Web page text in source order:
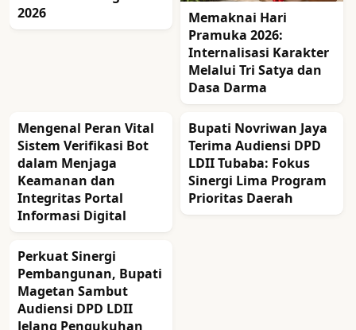
2026
Memaknai Hari
Pramuka 2026:
Internalisasi Karakter
Melalui Tri Satya dan
Dasa Darma
Mengenal Peran Vital
Sistem Verifikasi Bot
dalam Menjaga
Keamanan dan
Integritas Portal
Informasi Digital
Bupati Novriwan Jaya
Terima Audiensi DPD
LDII Tubaba: Fokus
Sinergi Lima Program
Prioritas Daerah
Perkuat Sinergi
Pembangunan, Bupati
Magetan Sambut
Audiensi DPD LDII
Jelang Pengukuhan